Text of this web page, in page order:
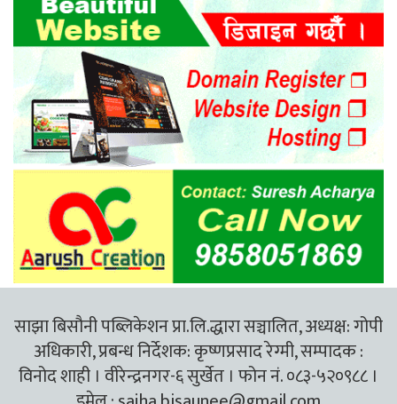
साझा बिसौनी पब्लिकेशन प्रा.लि.द्धारा सञ्चालित, अध्यक्ष: गोपी
अधिकारी, प्रबन्ध निर्देशक: कृष्णप्रसाद रेग्मी, सम्पादक :
विनोद शाही । वीरेन्द्रनगर-६ सुर्खेत । फोन नं. ०८३-५२०९८८ ।